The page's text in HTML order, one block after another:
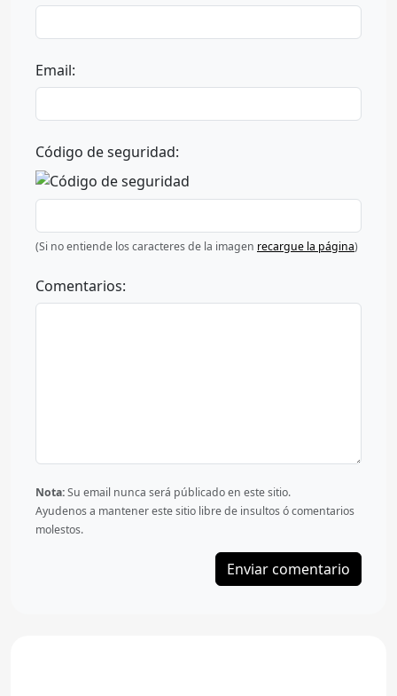
Email:
Código de seguridad:
(Si no entiende los caracteres de la imagen recargue la página)
Comentarios:
Nota:Su email nunca será públicado en este sitio.
Ayudenos a mantener este sitio libre de insultos ó comentarios
molestos.